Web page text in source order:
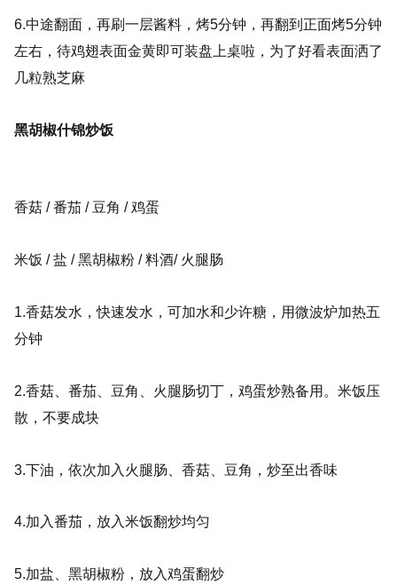
6.中途翻面，再刷一层酱料，烤5分钟，再翻到正面烤5分钟
左右，待鸡翅表面金黄即可装盘上桌啦，为了好看表面洒了
几粒熟芝麻
黑胡椒什锦炒饭
香菇 / 番茄 / 豆角 / 鸡蛋
米饭 / 盐 / 黑胡椒粉 / 料酒/ 火腿肠
1.香菇发水，快速发水，可加水和少许糖，用微波炉加热五
分钟
2.香菇、番茄、豆角、火腿肠切丁，鸡蛋炒熟备用。米饭压
散，不要成块
3.下油，依次加入火腿肠、香菇、豆角，炒至出香味
4.加入番茄，放入米饭翻炒均匀
5.加盐、黑胡椒粉，放入鸡蛋翻炒